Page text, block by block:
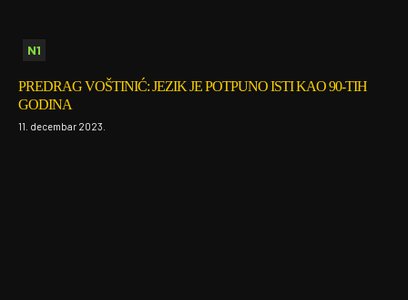
N1
PREDRAG VOŠTINIĆ: JEZIK JE POTPUNO ISTI KAO 90-TIH
GODINA
11. decembar 2023.